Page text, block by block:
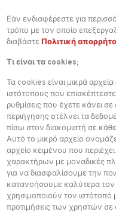
Εάν ενδιαφέρεστε για
τρόπο με τον οποίο
διαβάστε Πολιτική
Τι είναι τα cookies;
Τα cookies είναι μικρά
ιστότοπους που
ρυθμίσεις που έχετε κάνει
περιήγησης στέλνει τα
πίσω στον διακομιστή σε
Αυτό το μικρό αρχείο
αρχείο κειμένου που
χαρακτήρων με μοναδικές
για να διασφαλίσουμε την
κατανοήσουμε καλύτερα τον
χρησιμοποιούν τον ιστότοπό
προτιμήσεις των χρηστών σε